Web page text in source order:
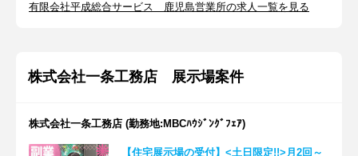
有限会社平成総合サービス 鹿児島営業所の求人一覧を見る
株式会社一条工務店 展示場案件
株式会社一条工務店 (勤務地:MBCﾊｳｼﾞﾝｸﾞﾌｪｱ)
【住宅展示場の受付】<土日限定!!>月2回～